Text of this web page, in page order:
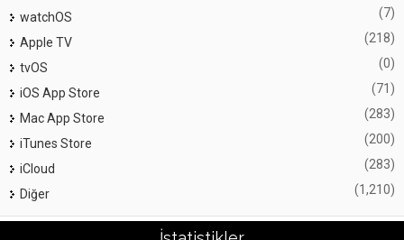
watchOS (7)
Apple TV (218)
tvOS (0)
iOS App Store (71)
Mac App Store (283)
iTunes Store (200)
iCloud (283)
Diğer (1,210)